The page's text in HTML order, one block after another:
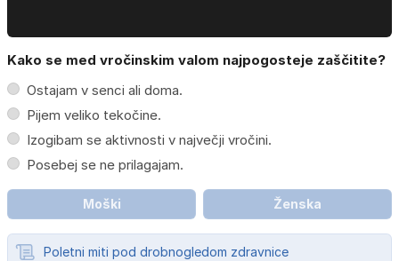
Kako se med vročinskim valom najpogosteje zaščitite?
Ostajam v senci ali doma.
Pijem veliko tekočine.
Izogibam se aktivnosti v največji vročini.
Posebej se ne prilagajam.
Moški Ženska
Poletni miti pod drobnogledom zdravnice